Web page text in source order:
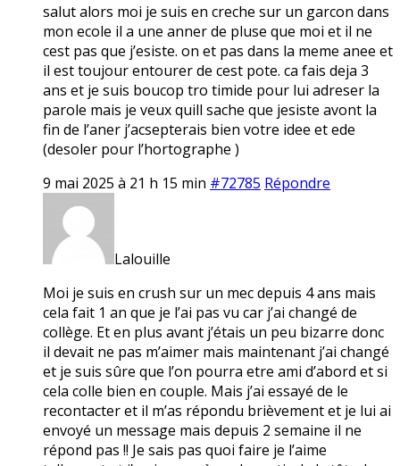
salut alors moi je suis en creche sur un garcon dans
mon ecole il a une anner de pluse que moi et il ne
cest pas que j’esiste. on et pas dans la meme anee et
il est toujour entourer de cest pote. ca fais deja 3
ans et je suis boucop tro timide pour lui adreser la
parole mais je veux quill sache que jesiste avont la
fin de l’aner j’acsepterais bien votre idee et ede
(desoler pour l’hortographe )
9 mai 2025 à 21 h 15 min #72785 Répondre
Lalouille
Moi je suis en crush sur un mec depuis 4 ans mais
cela fait 1 an que je l’ai pas vu car j’ai changé de
collège. Et en plus avant j’étais un peu bizarre donc
il devait ne pas m’aimer mais maintenant j’ai changé
et je suis sûre que l’on pourra etre ami d’abord et si
cela colle bien en couple. Mais j’ai essayé de le
recontacter et il m’as répondu brièvement et je lui ai
envoyé un message mais depuis 2 semaine il ne
répond pas !! Je sais pas quoi faire je l’aime